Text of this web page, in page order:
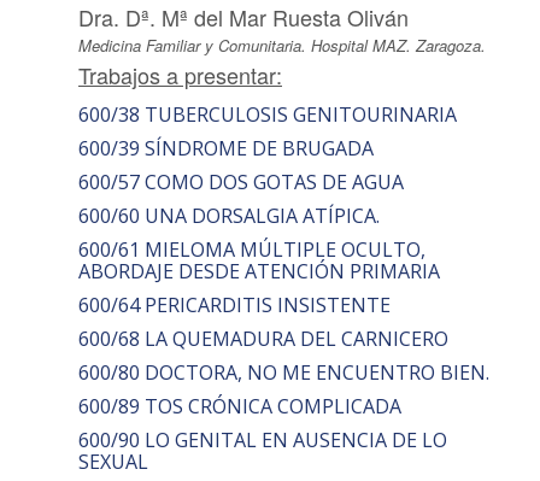
Dra. Dª. Mª del Mar Ruesta Oliván
Medicina Familiar y Comunitaria. Hospital MAZ. Zaragoza.
Trabajos a presentar:
600/38 TUBERCULOSIS GENITOURINARIA
600/39 SÍNDROME DE BRUGADA
600/57 COMO DOS GOTAS DE AGUA
600/60 UNA DORSALGIA ATÍPICA.
600/61 MIELOMA MÚLTIPLE OCULTO,
ABORDAJE DESDE ATENCIÓN PRIMARIA
600/64 PERICARDITIS INSISTENTE
600/68 LA QUEMADURA DEL CARNICERO
600/80 DOCTORA, NO ME ENCUENTRO BIEN.
600/89 TOS CRÓNICA COMPLICADA
600/90 LO GENITAL EN AUSENCIA DE LO
SEXUAL